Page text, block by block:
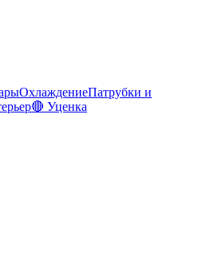
ОхлаждениеПатрубки и
🔴 Уценка